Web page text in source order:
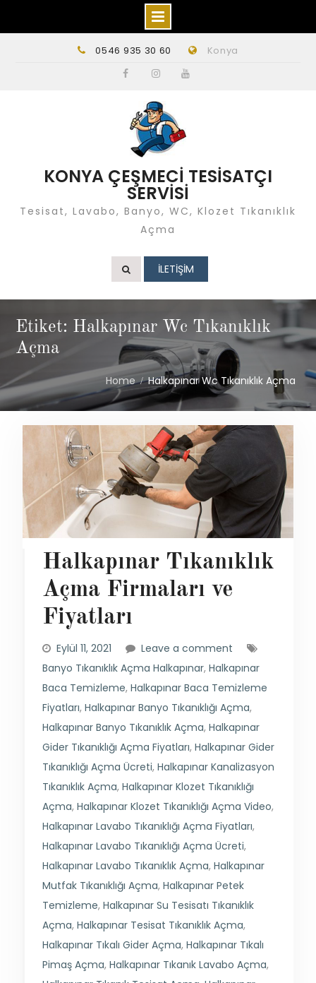
0546 935 30 60 Konya
KONYA ÇEŞMECİ TESİSATÇI
SERVİSİ
Tesisat, Lavabo, Banyo, WC, Klozet Tıkanıklık
Açma
İLETİŞİM
Etiket: Halkapınar Wc Tıkanıklık
Açma
Home Halkapınar Wc Tıkanıklık Açma
Halkapınar Tıkanıklık
Açma Firmaları ve
Fiyatları
Eylül 11, 2021
Leave a comment
Banyo Tıkanıklık Açma Halkapınar, Halkapınar
Baca Temizleme, Halkapınar Baca Temizleme
Fiyatları, Halkapınar Banyo Tıkanıklığı Açma,
Halkapınar Banyo Tıkanıklık Açma, Halkapınar
Gider Tıkanıklığı Açma Fiyatları, Halkapınar Gider
Tıkanıklığı Açma Ücreti, Halkapınar Kanalizasyon
Tıkanıklık Açma, Halkapınar Klozet Tıkanıklığı
Açma, Halkapınar Klozet Tıkanıklığı Açma Video,
Halkapınar Lavabo Tıkanıklığı Açma Fiyatları,
Halkapınar Lavabo Tıkanıklığı Açma Ücreti,
Halkapınar Lavabo Tıkanıklık Açma, Halkapınar
Mutfak Tıkanıklığı Açma, Halkapınar Petek
Temizleme, Halkapınar Su Tesisatı Tıkanıklık
Açma, Halkapınar Tesisat Tıkanıklık Açma,
Halkapınar Tıkalı Gider Açma, Halkapınar Tıkalı
Pimaş Açma, Halkapınar Tıkanık Lavabo Açma,